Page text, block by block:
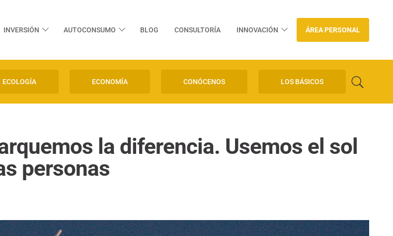
INVERSIÓN AUTOCONSUMO BLOG CONSULTORÍA INNOVACIÓN ÁREA PERSONAL
ECOLOGÍA ECONOMÍA CONÓCENOS LOS BÁSICOS
la diferencia. Usemos el sol
personas